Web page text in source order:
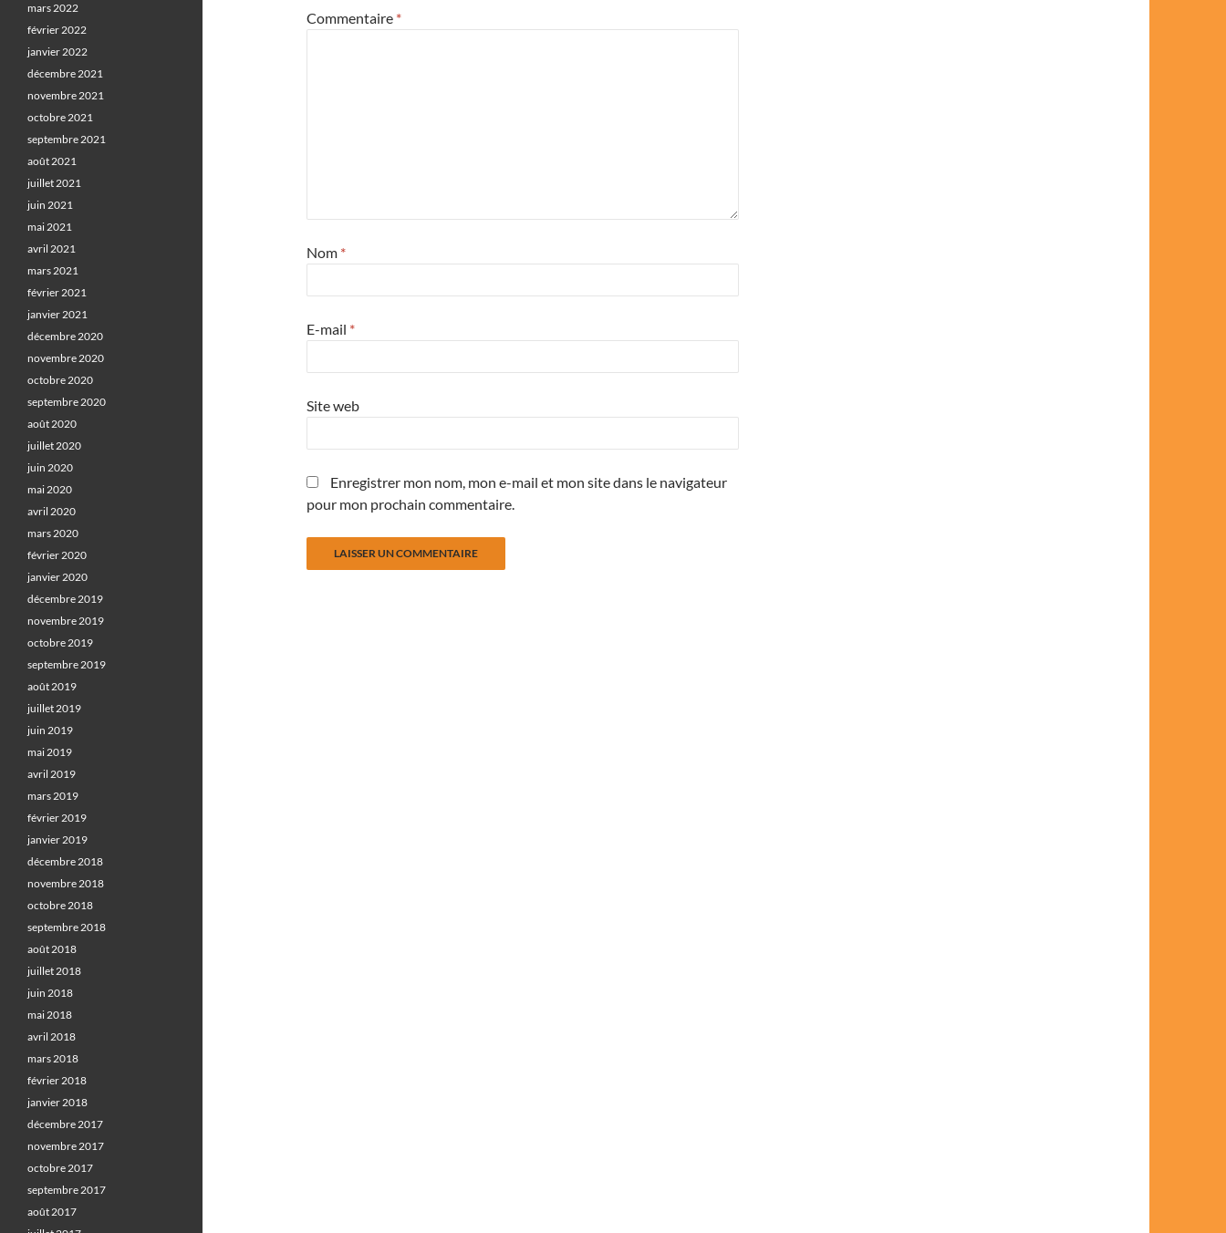
Commentaire *
Nom *
E-mail *
Site web
Enregistrer mon nom, mon e-mail et mon site dans le navigateur
pour mon prochain commentaire.
mars 2022
février 2022
janvier 2022
décembre 2021
novembre 2021
octobre 2021
septembre 2021
août 2021
juillet 2021
juin 2021
mai 2021
avril 2021
mars 2021
février 2021
janvier 2021
décembre 2020
novembre 2020
octobre 2020
septembre 2020
août 2020
juillet 2020
juin 2020
mai 2020
avril 2020
mars 2020
février 2020
janvier 2020
décembre 2019
novembre 2019
octobre 2019
septembre 2019
août 2019
juillet 2019
juin 2019
mai 2019
avril 2019
mars 2019
février 2019
janvier 2019
décembre 2018
novembre 2018
octobre 2018
septembre 2018
août 2018
juillet 2018
juin 2018
mai 2018
avril 2018
mars 2018
février 2018
janvier 2018
décembre 2017
novembre 2017
octobre 2017
septembre 2017
août 2017